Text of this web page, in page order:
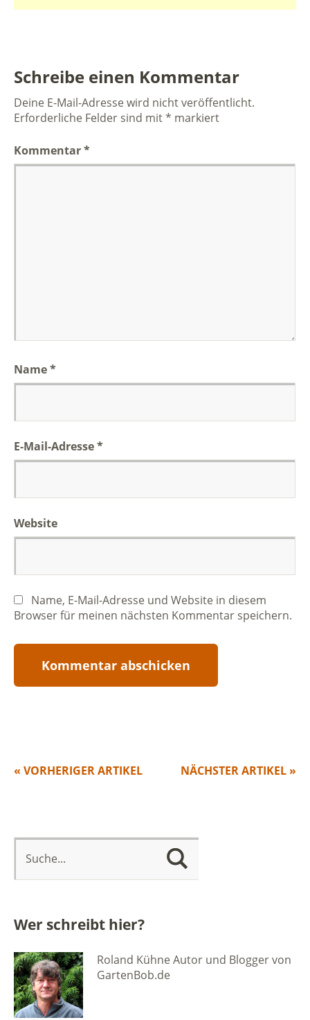
Schreibe einen Kommentar
Deine E-Mail-Adresse wird nicht veröffentlicht.
Erforderliche Felder sind mit* markiert
Kommentar*
Name*
E-Mail-Adresse*
Website
Name, E-Mail-Adresse und Website in diesem
Browser für meinen nächsten Kommentar speichern.
NÄCHSTER ARTIKEL »
« VORHERIGER ARTIKEL
Wer schreibt hier?
Roland Kühne Autor und Blogger von
GartenBob.de